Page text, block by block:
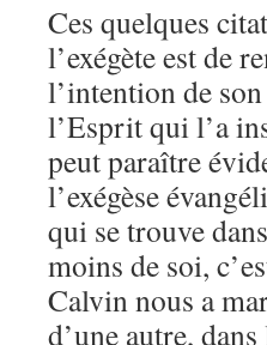
Ces quelques
l’exégète est de
l’intention de
l’Esprit qui l’a
peut paraître
l’exégèse
qui se trouve
moins de soi,
Calvin nous a
d’une autre,